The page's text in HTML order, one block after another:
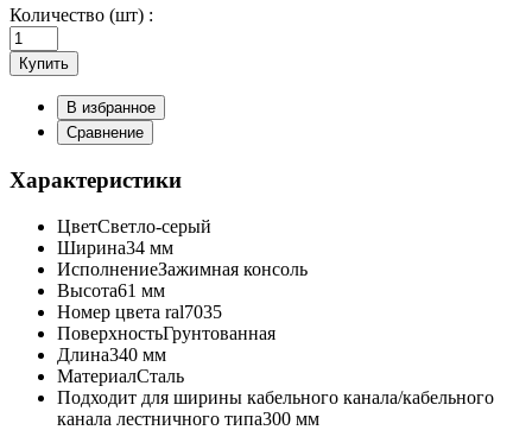
Количество (шт) :
Купить
В избранное
Сравнение
Характеристики
ЦветСветло-серый
Ширина34 мм
ИсполнениеЗажимная консоль
Высота61 мм
Номер цвета ral7035
ПоверхностьГрунтованная
Длина340 мм
МатериалСталь
Подходит для ширины кабельного канала/кабельного
канала лестничного типа300 мм